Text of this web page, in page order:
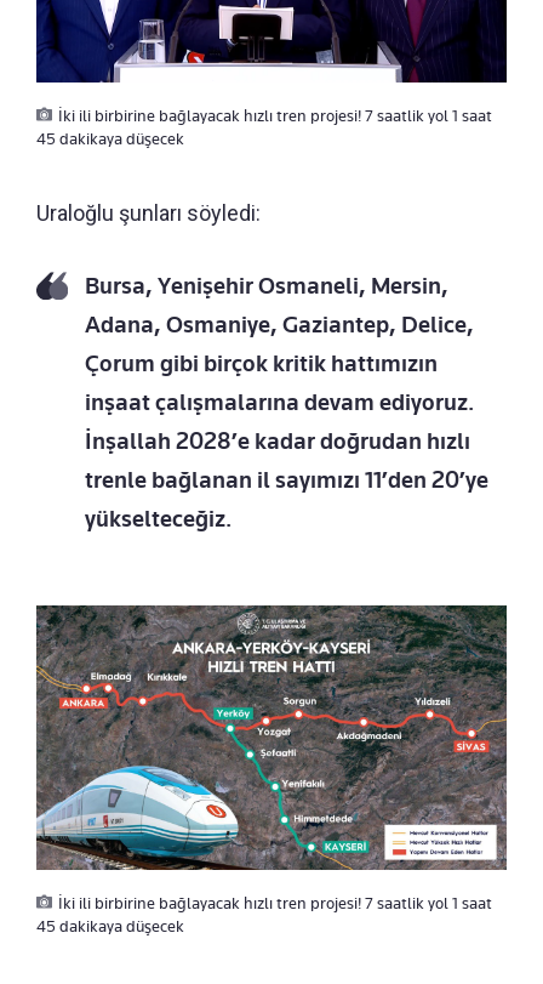
İki ili birbirine bağlayacak hızlı tren projesi! 7 saatlik yol 1 saat
45 dakikaya düşecek
Uraloğlu şunları söyledi:
Bursa, Yenişehir Osmaneli, Mersin,
Adana, Osmaniye, Gaziantep, Delice,
Çorum gibi birçok kritik hattımızın
inşaat çalışmalarına devam ediyoruz.
İnşallah 2028’e kadar doğrudan hızlı
trenle bağlanan il sayımızı 11’den 20’ye
yükselteceğiz.
İki ili birbirine bağlayacak hızlı tren projesi! 7 saatlik yol 1 saat
45 dakikaya düşecek